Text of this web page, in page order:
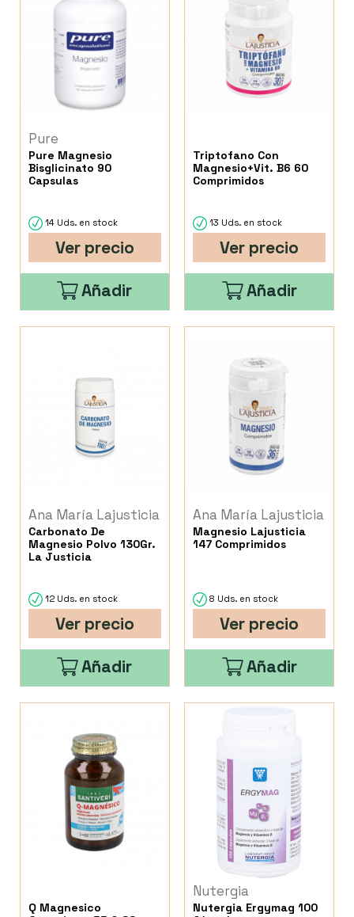
Pure
Pure Magnesio
Bisglicinato 90
Capsulas
14 Uds. en stock
Ver precio
Añadir
Triptofano Con
Magnesio+Vit. B6 60
Comprimidos
13 Uds. en stock
Ver precio
Añadir
Ana María Lajusticia
Carbonato De
Magnesio Polvo 130Gr.
La Justicia
12 Uds. en stock
Ver precio
Añadir
Ana María Lajusticia
Magnesio Lajusticia
147 Comprimidos
8 Uds. en stock
Ver precio
Añadir
Q Magnesico
Nutergia
Nutergia Ergymag 100